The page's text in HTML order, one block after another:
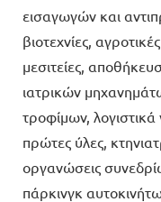
εισαγωγών και
βιοτεχνίες,
μεσιτείες,
ιατρικών
τροφίμων,
πρώτες ύλες,
οργανώσεις
πάρκινγκ